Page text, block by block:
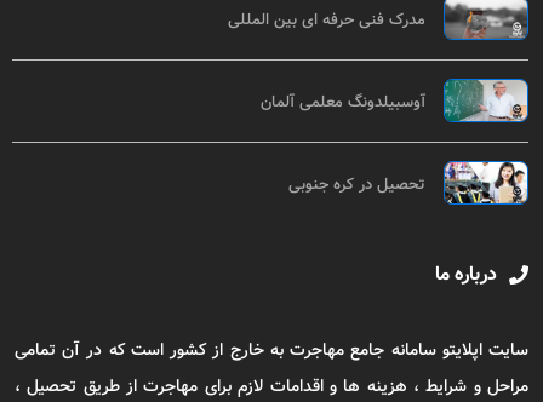
مدرک فنی حرفه ای بین المللی
آوسبیلدونگ معلمی آلمان
تحصیل در کره جنوبی
درباره ما
سایت اپلایتو سامانه جامع مهاجرت به خارج از کشور است که در آن تمامی
مراحل و شرایط ، هزینه ها و اقدامات لازم برای مهاجرت از طریق تحصیل ،